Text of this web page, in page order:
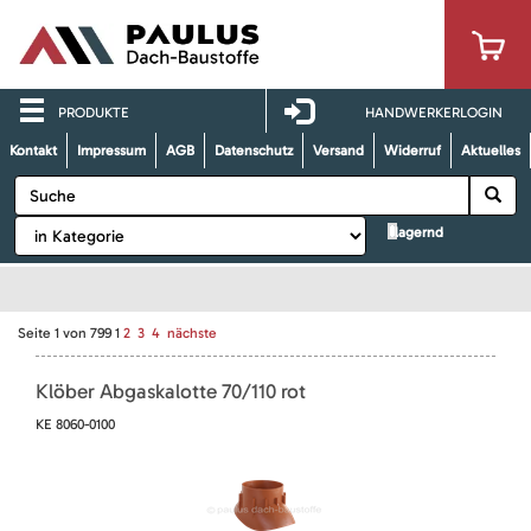
PRODUKTE HANDWERKERLOGIN
Kontakt Impressum AGB Datenschutz Versand Widerruf Aktuelles
lagernd
Seite 1 von 799 1 2 3 4 nächste
Klöber Abgaskalotte 70/110 rot
KE 8060-0100